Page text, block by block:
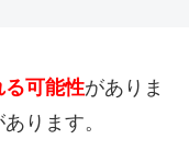
る可能性がありま
ります。